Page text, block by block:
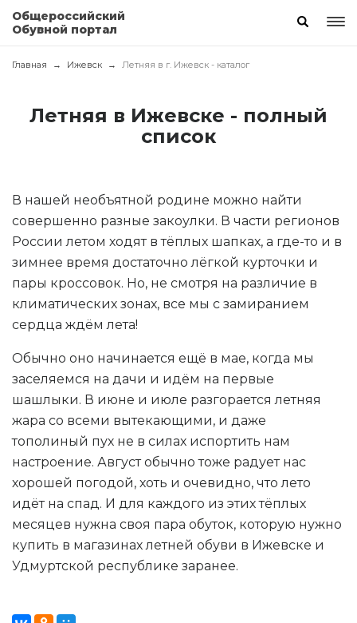
Общероссийский
Обувной портал
Главная Ижевск Летняя в г. Ижевск - каталог
Летняя в Ижевске - полный
список
В нашей необъятной родине можно найти
совершенно разные закоулки. В части регионов
России летом ходят в тёплых шапках, а где-то и в
зимнее время достаточно лёгкой курточки и
пары кроссовок. Но, не смотря на различие в
климатических зонах, все мы с замиранием
сердца ждём лета!
Обычно оно начинается ещё в мае, когда мы
заселяемся на дачи и идём на первые
шашлыки. В июне и июле разгорается летняя
жара со всеми вытекающими, и даже
тополиный пух не в силах испортить нам
настроение. Август обычно тоже радует нас
хорошей погодой, хоть и очевидно, что лето
идёт на спад. И для каждого из этих тёплых
месяцев нужна своя пара обуток, которую нужно
купить в магазинах летней обуви в Ижевске и
Удмуртской республике заранее.